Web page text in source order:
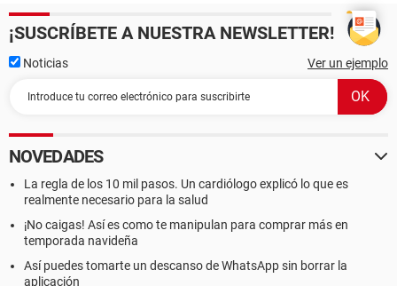
¡SUSCRÍBETE A NUESTRA NEWSLETTER!
Noticias Ver un ejemplo
NOVEDADES
La regla de los 10 mil pasos. Un cardiólogo explicó lo que es
realmente necesario para la salud
¡No caigas! Así es como te manipulan para comprar más en
temporada navideña
Así puedes tomarte un descanso de WhatsApp sin borrar la
aplicación